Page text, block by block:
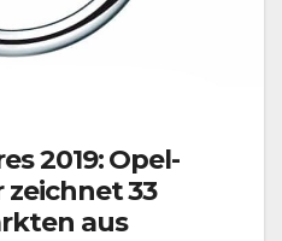
2019: Opel-
zeichnet 33
aus